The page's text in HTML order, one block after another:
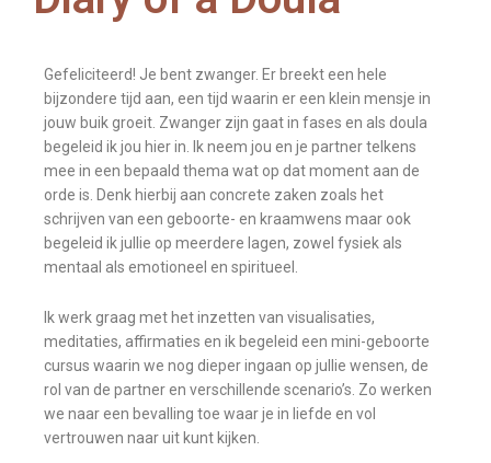
Gefeliciteerd! Je bent zwanger. Er breekt een hele
bijzondere tijd aan, een tijd waarin er een klein mensje in
jouw buik groeit. Zwanger zijn gaat in fases en als doula
begeleid ik jou hier in. Ik neem jou en je partner telkens
mee in een bepaald thema wat op dat moment aan de
orde is. Denk hierbij aan concrete zaken zoals het
schrijven van een geboorte- en kraamwens maar ook
begeleid ik jullie op meerdere lagen, zowel fysiek als
mentaal als emotioneel en spiritueel.
Ik werk graag met het inzetten van visualisaties,
meditaties, affirmaties en ik begeleid een mini-geboorte
cursus waarin we nog dieper ingaan op jullie wensen, de
rol van de partner en verschillende scenario’s. Zo werken
we naar een bevalling toe waar je in liefde en vol
vertrouwen naar uit kunt kijken.